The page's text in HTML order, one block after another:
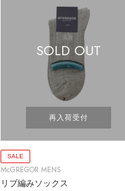
SOLD OUT
再入荷受付
SALE
McGREGOR MENS
リブ編みソックス